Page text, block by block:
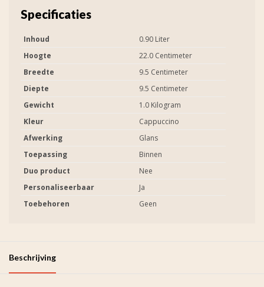
Specificaties
Inhoud
0.90 Liter
Hoogte
22.0 Centimeter
Breedte
9.5 Centimeter
Diepte
9.5 Centimeter
Gewicht
1.0 Kilogram
Kleur
Cappuccino
Afwerking
Glans
Toepassing
Binnen
Duo product
Nee
Personaliseerbaar
Ja
Toebehoren
Geen
Beschrijving